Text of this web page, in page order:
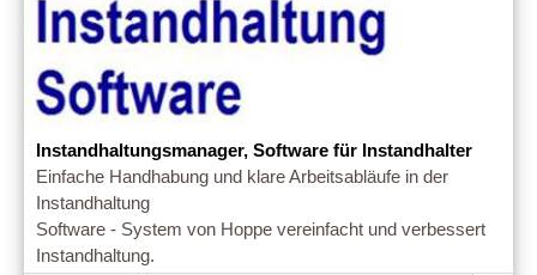
Instandhaltungsmanager, Software für Instandhalter
Einfache Handhabung und klare Arbeitsabläufe in der
Instandhaltung
Software - System von Hoppe vereinfacht und verbessert
Instandhaltung.